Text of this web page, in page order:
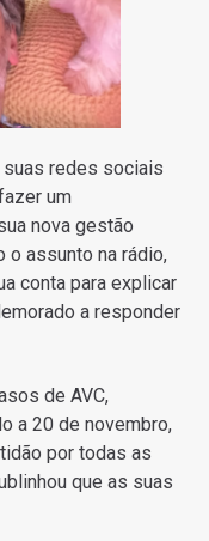
suas redes sociais
um
nova gestão
o assunto na rádio,
conta para explicar
a responder
de AVC,
a 20 de novembro,
por todas as
que as suas